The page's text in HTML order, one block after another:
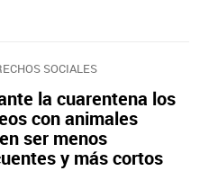
SOCIALES
la cuarentena los
con animales
ser menos
y más cortos